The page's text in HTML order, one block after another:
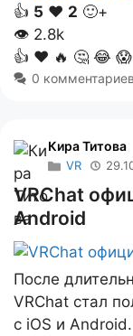
👍 5 ❤️ 2 🙂+
👁 2.8k
👍 ❤️ 🔥 🤔 😂 😱
0 комментариев
Кира Титова
VR
VRChat
Android
После
VRChat стал
с iOS и